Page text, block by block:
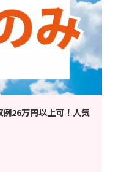
26万円以上可！人気